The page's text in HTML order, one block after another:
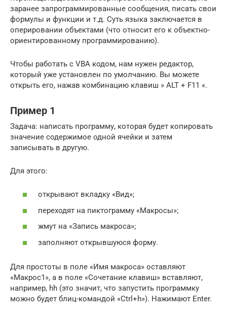
заранее запрограммированные сообщения, писать свои
формулы и функции и т.д. Суть языка заключается в
оперировании объектами (что относит его к объектно-
ориентированному программированию).
Чтобы работать с VBA кодом, нам нужен редактор,
который уже установлен по умолчанию. Вы можете
открыть его, нажав комбинацию клавиш » ALT + F11 «.
Пример 1
Задача: написать программу, которая будет копировать
значение содержимое одной ячейки и затем
записывать в другую.
Для этого:
открывают вкладку «Вид»;
переходят на пиктограмму «Макросы»;
жмут на «Запись макроса»;
заполняют открывшуюся форму.
Для простоты в поле «Имя макроса» оставляют
«Макрос1», а в поле «Сочетание клавиш» вставляют,
например, hh (это значит, что запустить программку
можно будет блиц-командой «Ctrl+h»). Нажимают Enter.